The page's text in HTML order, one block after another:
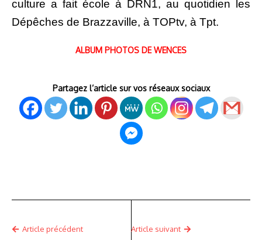
culture a fait école à DRN1, au quotidien les
Dépêches de Brazzaville, à TOPtv, à Tpt.
ALBUM PHOTOS DE WENCES
Partagez l’article sur vos réseaux sociaux
Article précédent Article suivant